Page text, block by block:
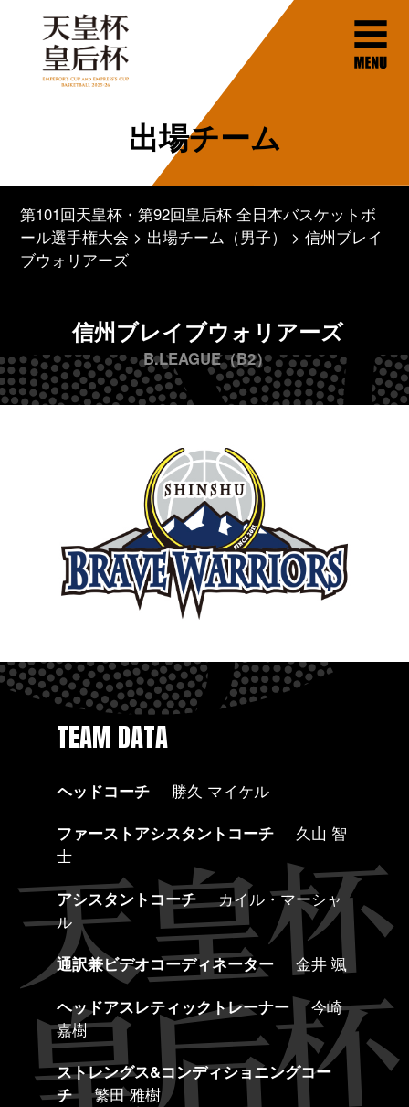
出場チーム
第101回天皇杯・第92回皇后杯 全日本バスケットボ
ール選手権大会
出場チーム（男子）
信州ブレイ
ブウォリアーズ
信州ブレイブウォリアーズ
B.LEAGUE（B2）
TEAM DATA
ヘッドコーチ
勝久 マイケル
ファーストアシスタントコーチ
久山 智
士
アシスタントコーチ
カイル・マーシャ
ル
通訳兼ビデオコーディネーター
金井 颯
ヘッドアスレティックトレーナー
今崎
嘉樹
ストレングス&コンディショニングコー
チ
繁田 雅樹